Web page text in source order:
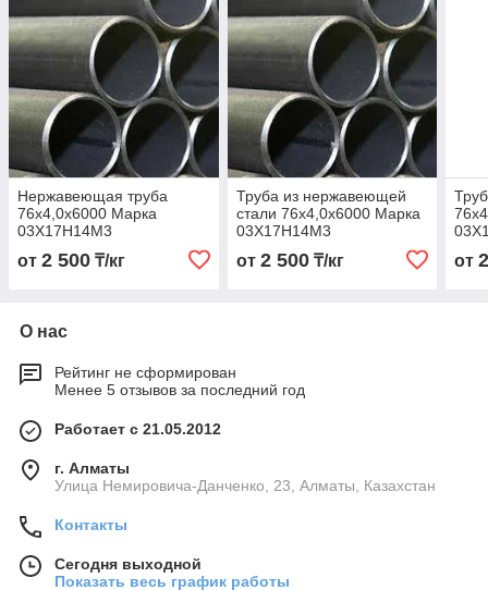
Нержавеющая труба
76х4,0х6000 Марка
03Х17Н14М3
от 2 500 ₸/кг
Труба из нержавеющей
стали 76х4,0х6000 Марка
03Х17Н14М3
от 2 500₸/кг от
О нас
Рейтинг не сформирован
Менее 5 отзывов за последний год
Работает с 21.05.2012
г. Алматы
Улица Немировича-Данченко, 23, Алматы, Казахстан
Контакты
Сегодня выходной
Показать весь график работы